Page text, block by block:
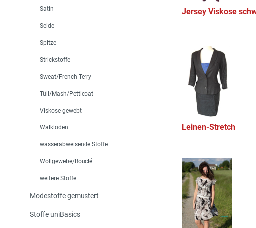
Satin
Seide
Spitze
Strickstoffe
Sweat/French Terry
Tüll/Mash/Petticoat
Viskose gewebt
Walkloden
wasserabweisende Stoffe
Wollgewebe/Bouclé
weitere Stoffe
Modestoffe gemustert
Stoffe uniBasics
Jersey Viskose
Leinen-Stretch